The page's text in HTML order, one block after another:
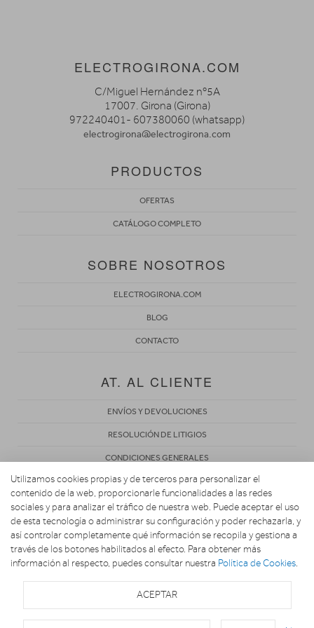
ELECTROGIRONA.COM
C/Miguel Hernández nº5A
17007. Girona (Girona)
972240401- 607380060 (whatsapp)
electrogirona@electrogirona.com
PRODUCTOS
OFERTAS
CATÁLOGO COMPLETO
SOBRE NOSOTROS
ELECTROGIRONA.COM
BLOG
CONTACTO
AT. AL CLIENTE
ENVÍOS Y DEVOLUCIONES
RESOLUCIÓN DE LITIGIOS
CONDICIONES GENERALES
POLÍTICA DE PRIVACIDAD
AVISO LEGAL
USO DE COOKIES
Copyright 2026. ELECTROGIRONA.COM
Utilizamos cookies propias y de terceros para personalizar el
contenido de la web, proporcionarle funcionalidades a las redes
sociales y para analizar el tráfico de nuestra web. Puede aceptar el uso
de esta tecnología o administrar su configuración y poder rechazarla, y
así controlar completamente qué información se recopila y gestiona a
través de los botones habilitados al efecto. Para obtener más
información al respecto, puedes consultar nuestra Política de Cookies.
ACEPTAR